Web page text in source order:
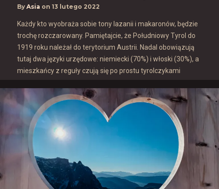
By Asia on 13 lutego 2022
Każdy kto wyobraża sobie tony lazanii i makaronów, będzie
trochę rozczarowany. Pamiętajcie, że Południowy Tyrol do
1919 roku należał do terytorium Austrii. Nadal obowiązują
tutaj dwa języki urzędowe: niemiecki (70%) i włoski (30%), a
mieszkańcy z reguły czują się po prostu tyrolczykami